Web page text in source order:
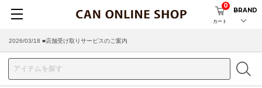
カート
0
BRAND
2026/03/18 ■店舗受け取りサービスのご案内